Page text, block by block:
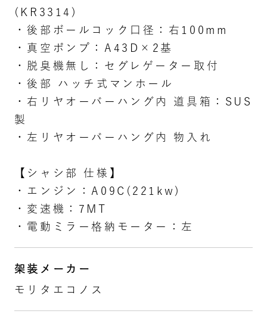
(KR3314)
・後部ボールコック口径：右100mm
・真空ポンプ：A43D×2基
・脱臭機無し：セグレゲーター取付
・後部 ハッチ式マンホール
・右リヤオーバーハング内 道具箱：SUS
製
・左リヤオーバーハング内 物入れ
【シャシ部 仕様】
・エンジン：A09C(221kw)
・変速機：7MT
・電動ミラー格納モーター：左
架装メーカー
モリタエコノス